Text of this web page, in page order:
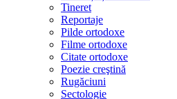
Tineret
Reportaje
Pilde ortodoxe
Filme ortodoxe
Citate ortodoxe
Poezie creştină
Rugăciuni
Sectologie